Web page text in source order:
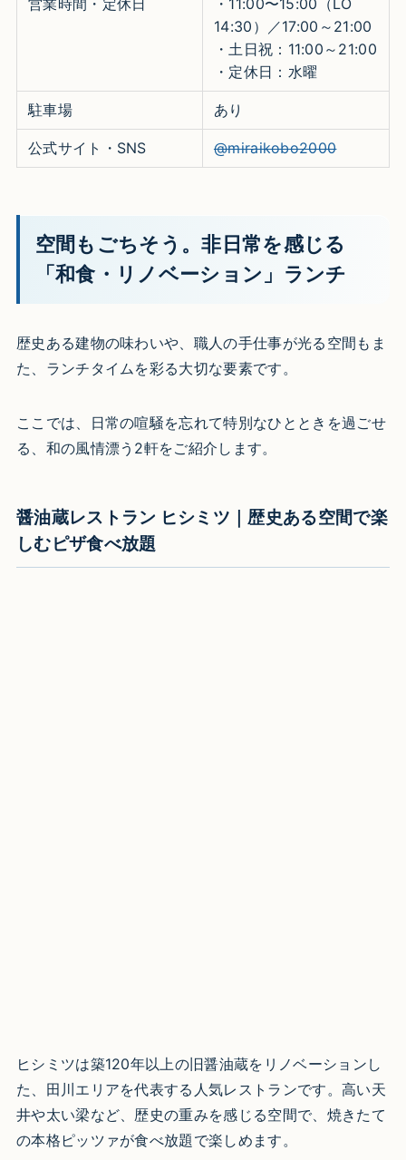
14:30）／17:00～21:00
・土日祝：11:00～21:00
・定休日：水曜
駐車場 あり
公式サイト・SNS @miraikobo2000
空間もごちそう。非日常を感じる
「和食・リノベーション」ランチ
歴史ある建物の味わいや、職人の手仕事が光る空間もま
た、ランチタイムを彩る大切な要素です。
ここでは、日常の喧騒を忘れて特別なひとときを過ごせ
る、和の風情漂う2軒をご紹介します。
醤油蔵レストラン ヒシミツ｜歴史ある空間で楽
しむピザ食べ放題
ヒシミツは築120年以上の旧醤油蔵をリノベーションし
た、田川エリアを代表する人気レストランです。高い天
井や太い梁など、歴史の重みを感じる空間で、焼きたて
の本格ピッツァが食べ放題で楽しめます。